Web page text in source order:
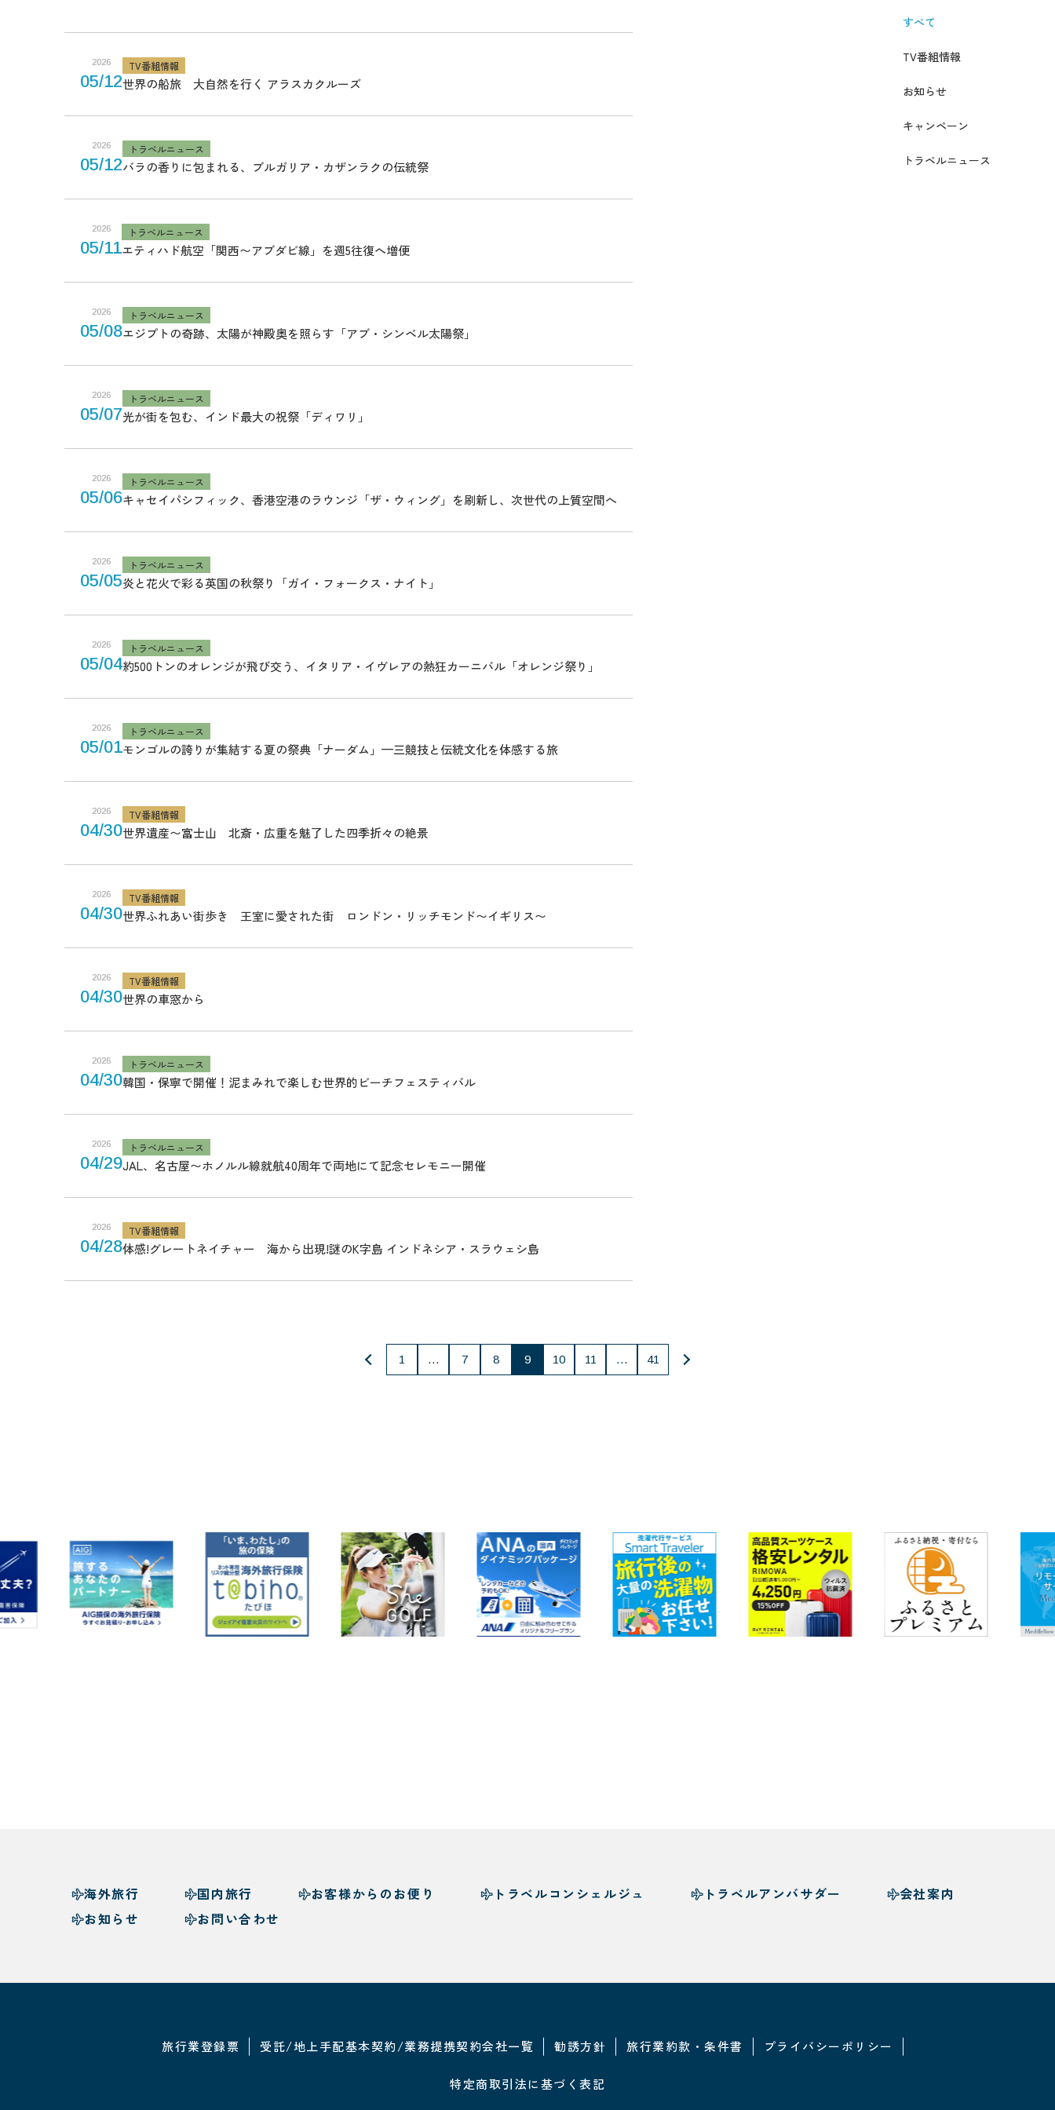
すべて
TV番組情報
お知らせ
キャンペーン
トラベルニュース
2026
05/12
TV番組情報
世界の船旅 大自然を行く アラスカクルーズ
2026
05/12
トラベルニュース
バラの香りに包まれる、ブルガリア・カザンラクの伝統祭
2026
05/11
トラベルニュース
エティハド航空「関西〜アブダビ線」を週5往復へ増便
2026
05/08
トラベルニュース
エジプトの奇跡、太陽が神殿奥を照らす「アブ・シンベル太陽祭」
2026
05/07
トラベルニュース
光が街を包む、インド最大の祝祭「ディワリ」
2026
05/06
トラベルニュース
キャセイパシフィック、香港空港のラウンジ「ザ・ウィング」を刷新し、次世代の上質空間へ
2026
05/05
トラベルニュース
炎と花火で彩る英国の秋祭り「ガイ・フォークス・ナイト」
2026
05/04
トラベルニュース
約500トンのオレンジが飛び交う、イタリア・イヴレアの熱狂カーニバル「オレンジ祭り」
2026
05/01
トラベルニュース
モンゴルの誇りが集結する夏の祭典「ナーダム」—三競技と伝統文化を体感する旅
2026
04/30
TV番組情報
世界遺産〜富士山 北斎・広重を魅了した四季折々の絶景
2026
04/30
TV番組情報
世界ふれあい街歩き 王室に愛された街 ロンドン・リッチモンド〜イギリス〜
2026
04/30
TV番組情報
世界の車窓から
2026
04/30
トラベルニュース
韓国・保寧で開催！泥まみれで楽しむ世界的ビーチフェスティバル
2026
04/29
トラベルニュース
JAL、名古屋〜ホノルル線就航40周年で両地にて記念セレモニー開催
2026
04/28
TV番組情報
体感!グレートネイチャー 海から出現!謎のK字島 インドネシア・スラウェシ島
1 … 7 8 9 10 11 … 41
海外旅行 国内旅行 お客様からのお便り トラベルコンシェルジュ トラベルアンバサダー
会社案内
お知らせ
お問い合わせ
旅行業登録票 受託/地上手配基本契約/業務提携契約会社一覧 勧誘方針 旅行業約款・条件書 プライバシーポリシー
特定商取引法に基づく表記